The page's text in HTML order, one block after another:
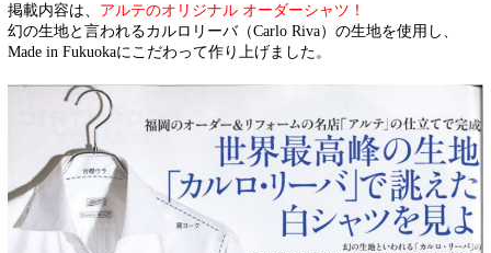
掲載内容は、 アルテのオリジナル オーダーシャツ！
幻の生地と言われるカルロリーバ（Carlo Riva）の生地を使用し、
Made in Fukuokaにこだわって作り上げました。